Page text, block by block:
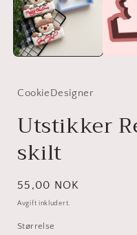
CookieDesigner
Utstikker
skilt
Vanlig
pris
55,00 NOK
Avgift inkludert.
Størrelse